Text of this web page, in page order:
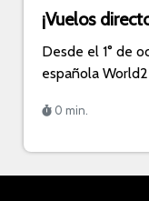
¡Vuelos
Desde el 1° de
española
0 min.